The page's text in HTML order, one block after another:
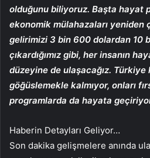
olduğunu biliyoruz. Başta hayat
ekonomik mülahazaları yeniden
gelirimizi 3 bin 600 dolardan 10
çıkardığımız gibi, her insanın
düzeyine de ulaşacağız.
göğüslemekle kalmıyor, onları
programlarda da hayata
Haberin Detayları Geliyor…
Son dakika gelişmelere anında